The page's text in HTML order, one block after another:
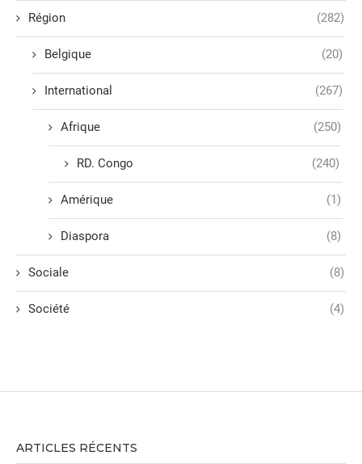
Région (282)
Belgique (20)
International (267)
Afrique (250)
RD. Congo (240)
Amérique (1)
Diaspora (8)
Sociale (8)
Société (4)
ARTICLES RÉCENTS